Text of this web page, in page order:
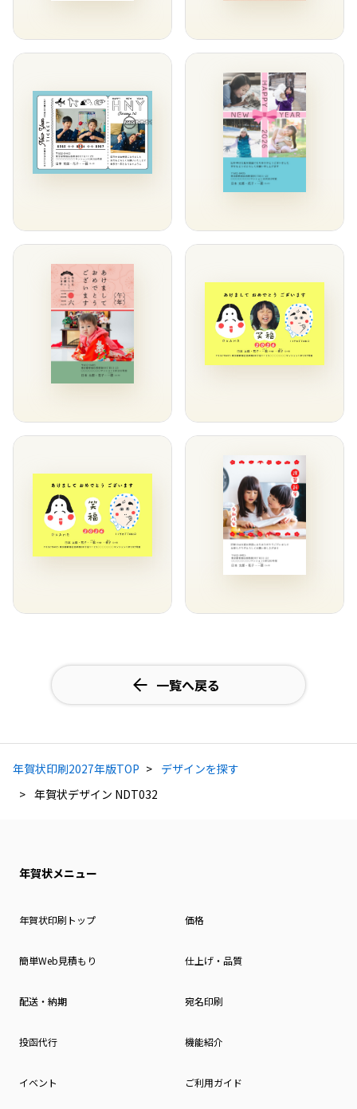
一覧へ戻る
年賀状印刷2027年版TOP
デザインを探す
年賀状デザイン NDT032
年賀状メニュー
年賀状印刷トップ 価格
簡単Web見積もり 仕上げ・品質
配送・納期 宛名印刷
投函代行 機能紹介
イベント ご利用ガイド